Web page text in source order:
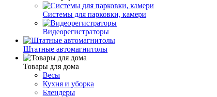
Системы для парковки, камери
Видеорегистраторы
Штатные автомагнитолы
Товары для дома
Весы
Кухня и уборка
Блендеры